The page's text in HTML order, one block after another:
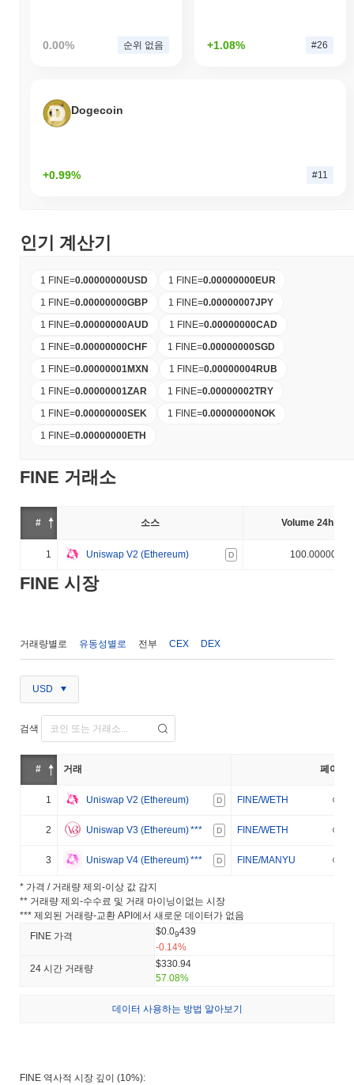
0.00% 순위 없음 +1.08% #26
Dogecoin
+0.99% #11
인기 계산기
1 FINE=0.00000000USD 1 FINE=0.00000000EUR
1 FINE=0.00000000GBP 1 FINE=0.00000007JPY
1 FINE=0.00000000AUD 1 FINE=0.00000000CAD
1 FINE=0.00000000CHF 1 FINE=0.00000000SGD
1 FINE=0.00000001MXN 1 FINE=0.00000004RUB
1 FINE=0.00000001ZAR 1 FINE=0.00000002TRY
1 FINE=0.00000000SEK 1 FINE=0.00000000NOK
1 FINE=0.00000000ETH
FINE 거래소
# 소스 Volume 24h (%)
1 Uniswap V2 (Ethereum) D 100.000000%
FINE 시장
거래량별로 유동성별로 전부 CEX DEX
USD
검색
# 거래 페어
1 Uniswap V2 (Ethereum) D FINE/WETH
2 Uniswap V3 (Ethereum)*** D FINE/WETH
3 Uniswap V4 (Ethereum)*** D FINE/MANYU
* 가격 / 거래량 제외-이상 값 감지
** 거래량 제외-수수료 및 거래 마이닝이없는 시장
*** 제외된 거래량-교환 API에서 새로운 데이터가 없음
FINE 가격
$0.09439
-0.14%
24 시간 거래량
$330.94
57.08%
데이터 사용하는 방법 알아보기
FINE 역사적 시장 깊이 (10%):